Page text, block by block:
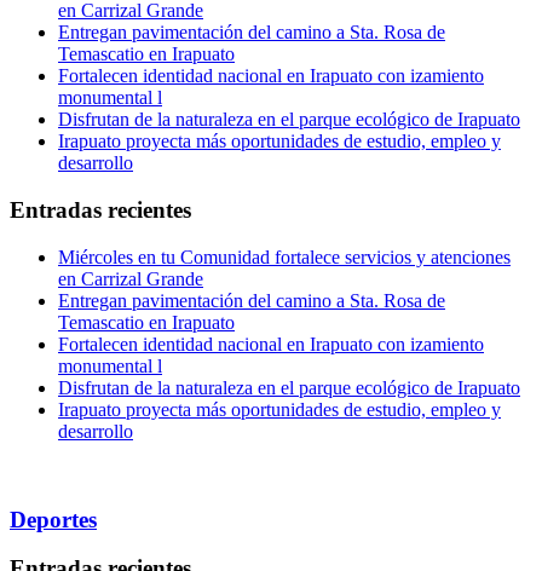
en Carrizal Grande
Entregan pavimentación del camino a Sta. Rosa de
Temascatio en Irapuato
Fortalecen identidad nacional en Irapuato con izamiento
monumental l
Disfrutan de la naturaleza en el parque ecológico de Irapuato
Irapuato proyecta más oportunidades de estudio, empleo y
desarrollo
Entradas recientes
Miércoles en tu Comunidad fortalece servicios y atenciones
en Carrizal Grande
Entregan pavimentación del camino a Sta. Rosa de
Temascatio en Irapuato
Fortalecen identidad nacional en Irapuato con izamiento
monumental l
Disfrutan de la naturaleza en el parque ecológico de Irapuato
Irapuato proyecta más oportunidades de estudio, empleo y
desarrollo
Deportes